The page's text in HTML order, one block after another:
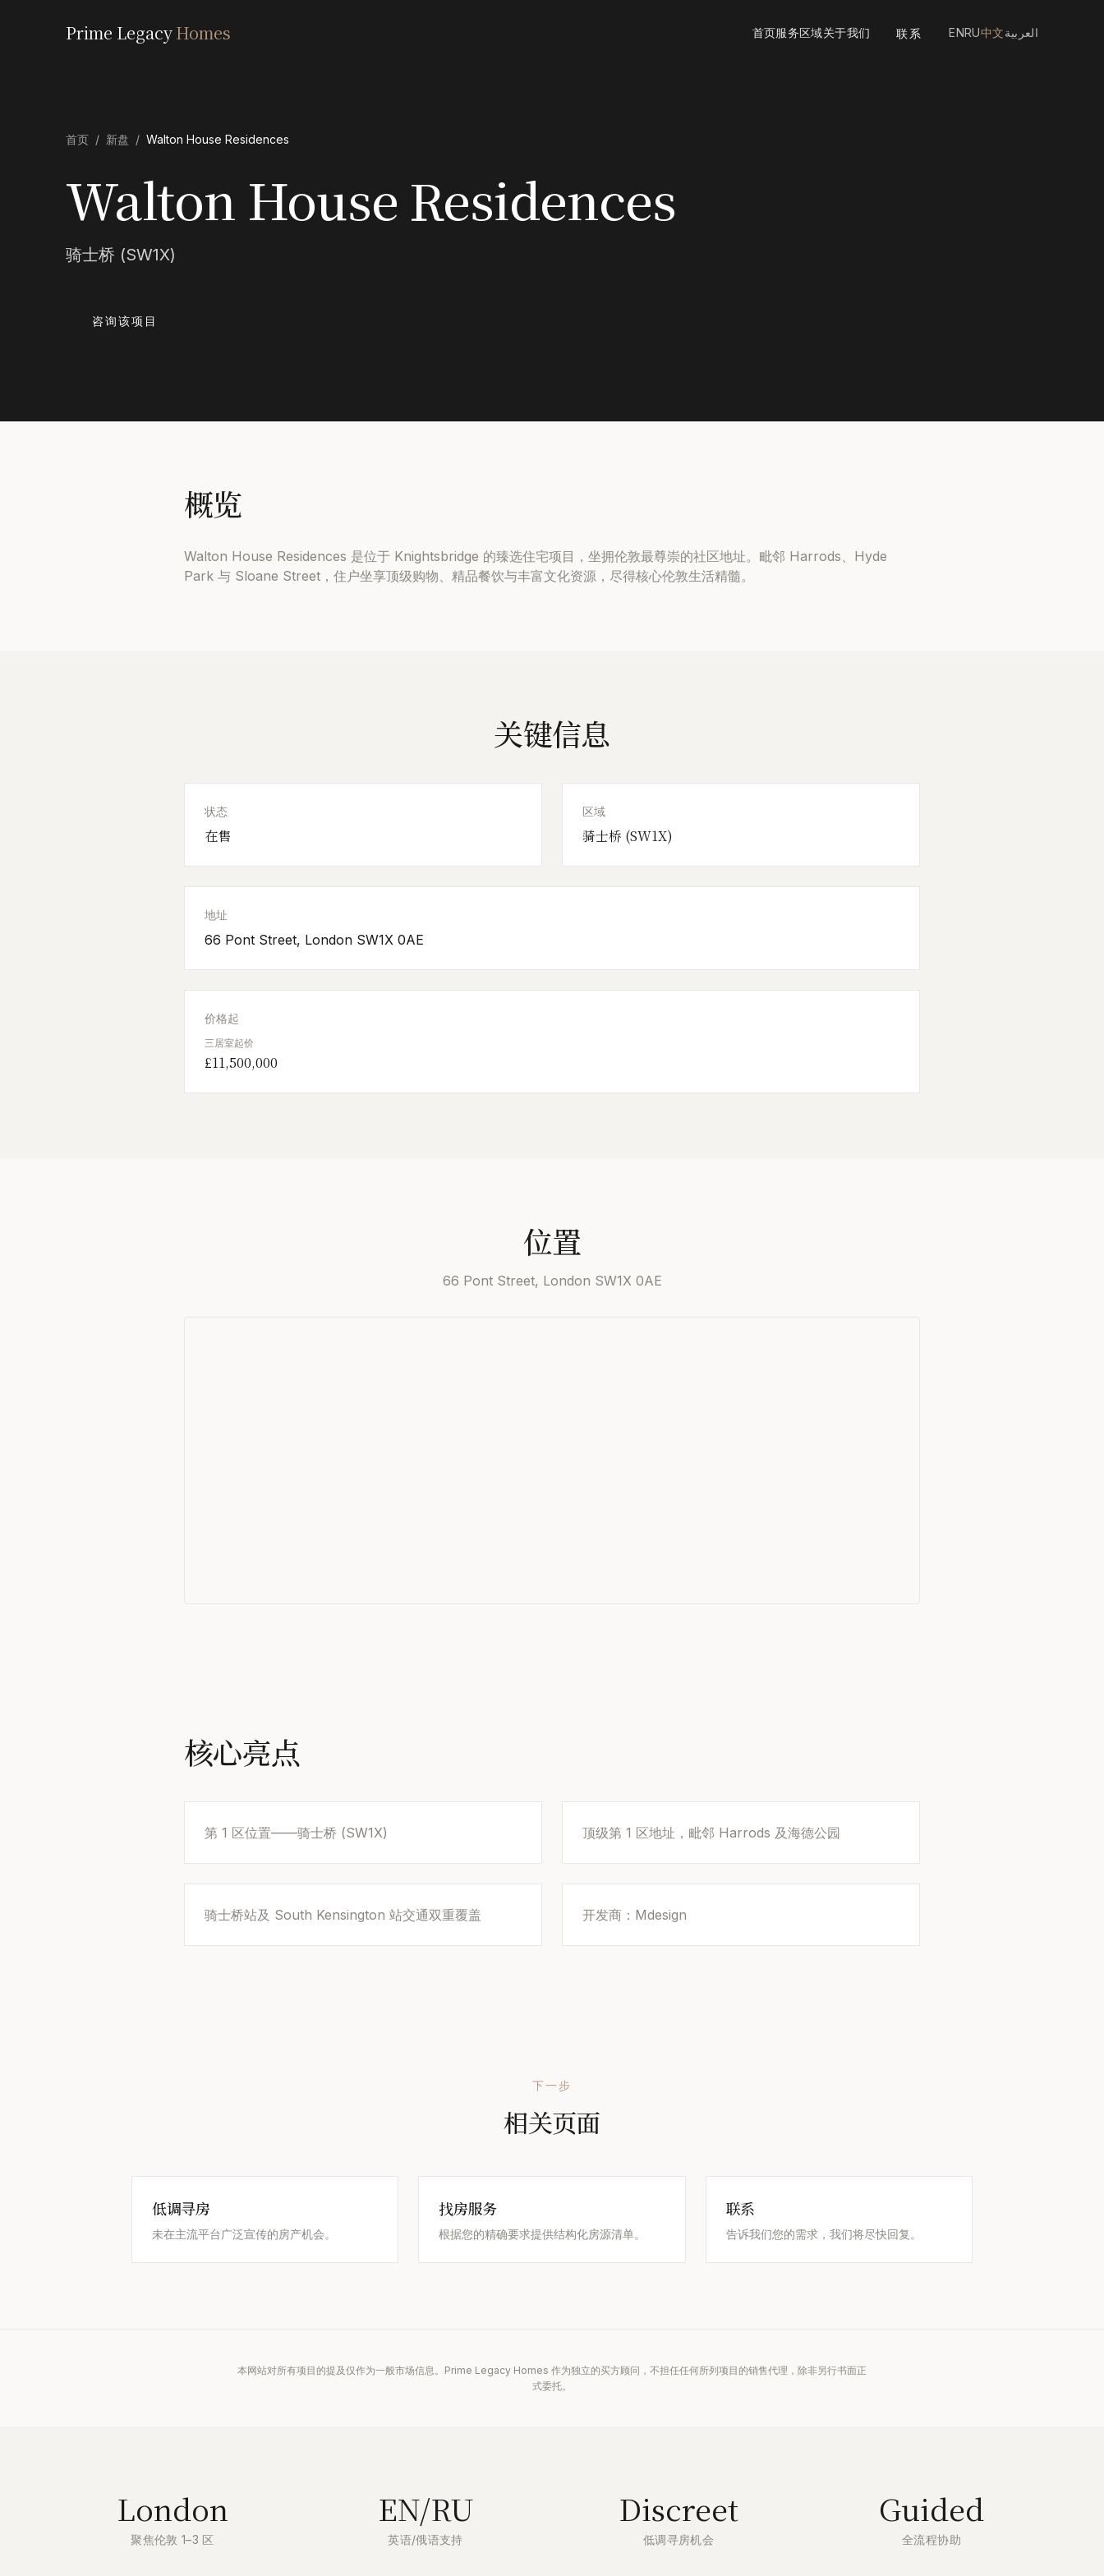
Prime LegacyHomes 首页服务区域关于我们 联系 ENRU中文العربية
首页 / 新盘 / Walton House Residences
Walton House Residences
骑士桥 (SW1X)
咨询该项目
概览
Walton House Residences 是位于 Knightsbridge 的臻选住宅项目，坐拥伦敦最尊崇的社区地址。毗邻 Harrods、Hyde
Park 与 Sloane Street，住户坐享顶级购物、精品餐饮与丰富文化资源，尽得核心伦敦生活精髓。
关键信息
状态
在售
区域
骑士桥 (SW1X)
地址
66 Pont Street, London SW1X 0AE
价格起
三居室起价
£11,500,000
位置
66 Pont Street, London SW1X 0AE
核心亮点
第 1 区位置——骑士桥 (SW1X) 顶级第 1 区地址，毗邻 Harrods 及海德公园
骑士桥站及 South Kensington 站交通双重覆盖 开发商：Mdesign
下一步
相关页面
低调寻房
未在主流平台广泛宣传的房产机会。
找房服务
根据您的精确要求提供结构化房源清单。
联系
告诉我们您的需求，我们将尽快回复。
本网站对所有项目的提及仅作为一般市场信息。Prime Legacy Homes 作为独立的买方顾问，不担任任何所列项目的销售代理，除非另行书面正
式委托。
London
聚焦伦敦 1–3 区
EN/RU
英语/俄语支持
Discreet
低调寻房机会
Guided
全流程协助